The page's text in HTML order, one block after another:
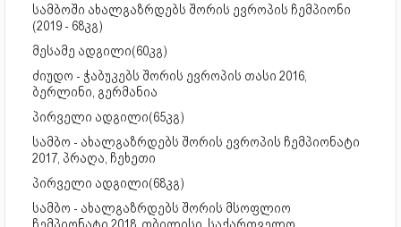
სამბოში ახალგაზრდებს შორის ევროპის ჩემპიონი
(2019 - 68კგ)
მესამე ადგილი(60კგ)
ძიუდო - ჭაბუკებს შორის ევროპის თასი 2016,
ბერლინი, გერმანია
პირველი ადგილი(65კგ)
სამბო - ახალგაზრდებს შორის ევროპის ჩემპიონატი
2017, პრაღა, ჩეხეთი
პირველი ადგილი(68კგ)
სამბო - ახალგაზრდებს შორის მსოფლიო